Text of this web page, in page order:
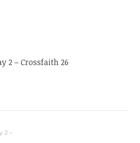
2 – Crossfaith 26
2 –